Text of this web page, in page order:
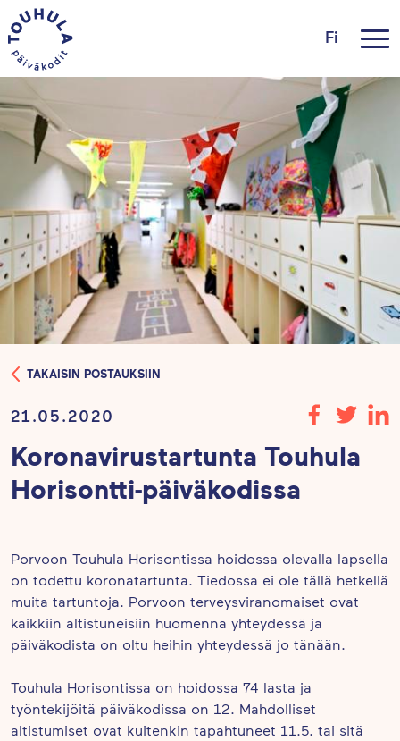
Fi
TAKAISIN POSTAUKSIIN
21.05.2020
Koronavirustartunta Touhula
Horisontti-päiväkodissa
Porvoon Touhula Horisontissa hoidossa olevalla lapsella
on todettu koronatartunta. Tiedossa ei ole tällä hetkellä
muita tartuntoja. Porvoon terveysviranomaiset ovat
kaikkiin altistuneisiin huomenna yhteydessä ja
päiväkodista on oltu heihin yhteydessä jo tänään.
Touhula Horisontissa on hoidossa 74 lasta ja
työntekijöitä päiväkodissa on 12. Mahdolliset
altistumiset ovat kuitenkin tapahtuneet 11.5. tai sitä